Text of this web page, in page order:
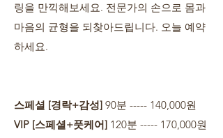
링을 만끽해보세요. 전문가의 손으로 몸과
마음의 균형을 되찾아드립니다. 오늘 예약
하세요.
스페셜 [경락+감성] 90분 ----- 140,000원
VIP [스페셜+풋케어] 120분 ----- 170,000원